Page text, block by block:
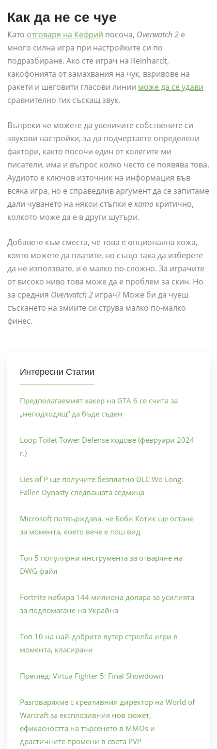
Как да не се чуе
Като отговаря на Кефрий посоча, Overwatch 2 е
много силна игра при настройките си по
подразбиране. Ако сте играч на Reinhardt,
какофонията от замахвания на чук, взривове на
ракети и шеговити гласови линии може да се удави
сравнително тих съскащ звук.
Въпреки че можете да увеличите собствените си
звукови настройки, за да подчертаете определени
фактори, както посочи един от колегите ми
писатели, има и въпрос колко често се появява това.
Аудиото е ключов източник на информация във
всяка игра, но е справедлив аргумент да се запитаме
дали чуването на някои стъпки е като критично,
колкото може да е в други шутъри.
Добавете към сместа, че това е опционална кожа,
която можете да платите, но също така да изберете
да не използвате, и е малко по-сложно. За играчите
от високо ниво това може да е проблем за скин. Но
за средния Overwatch 2 играч? Може би да чуеш
съскането на змиите си струва малко по-малко
финес.
Интересни Статии
Предполагаемият хакер на GTA 6 се счита за
„неподходящ“ да бъде съден
Loop Toilet Tower Defense кодове (февруари 2024
г.)
Lies of P ще получите безплатно DLC Wo Long:
Fallen Dynasty следващата седмица
Microsoft потвърждава, че Боби Котик ще остане
за момента, което вече е лош вид
Топ 5 популярни инструмента за отваряне на
DWG файл
Fortnite набира 144 милиона долара за усилията
за подпомагане на Украйна
Топ 10 на най-добрите лутер стрелба игри в
момента, класирани
Преглед: Virtua Fighter 5: Final Showdown
Разговаряхме с креативния директор на World of
Warcraft за експлозивния нов сюжет,
ефикасността на търсенето в MMOs и
драстичните промени в света PVP